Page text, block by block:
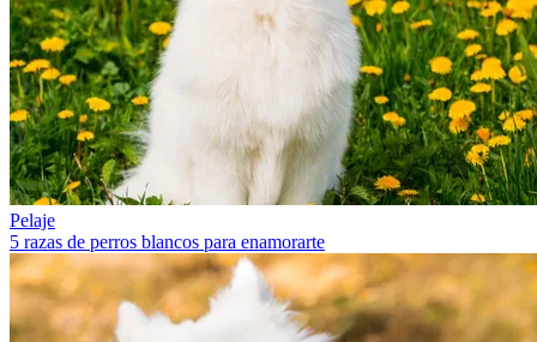
Pelaje
5 razas de perros blancos para enamorarte